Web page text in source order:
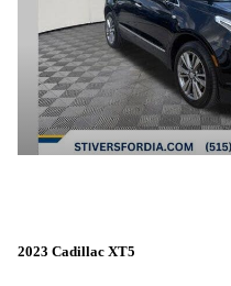
2023 Cadillac XT5